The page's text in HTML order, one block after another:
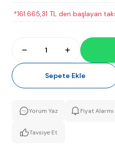
*161.665,31 TL den başlayan
Sepete Ekle
Yorum Yaz Fiyat Alarmı
Tavsiye Et